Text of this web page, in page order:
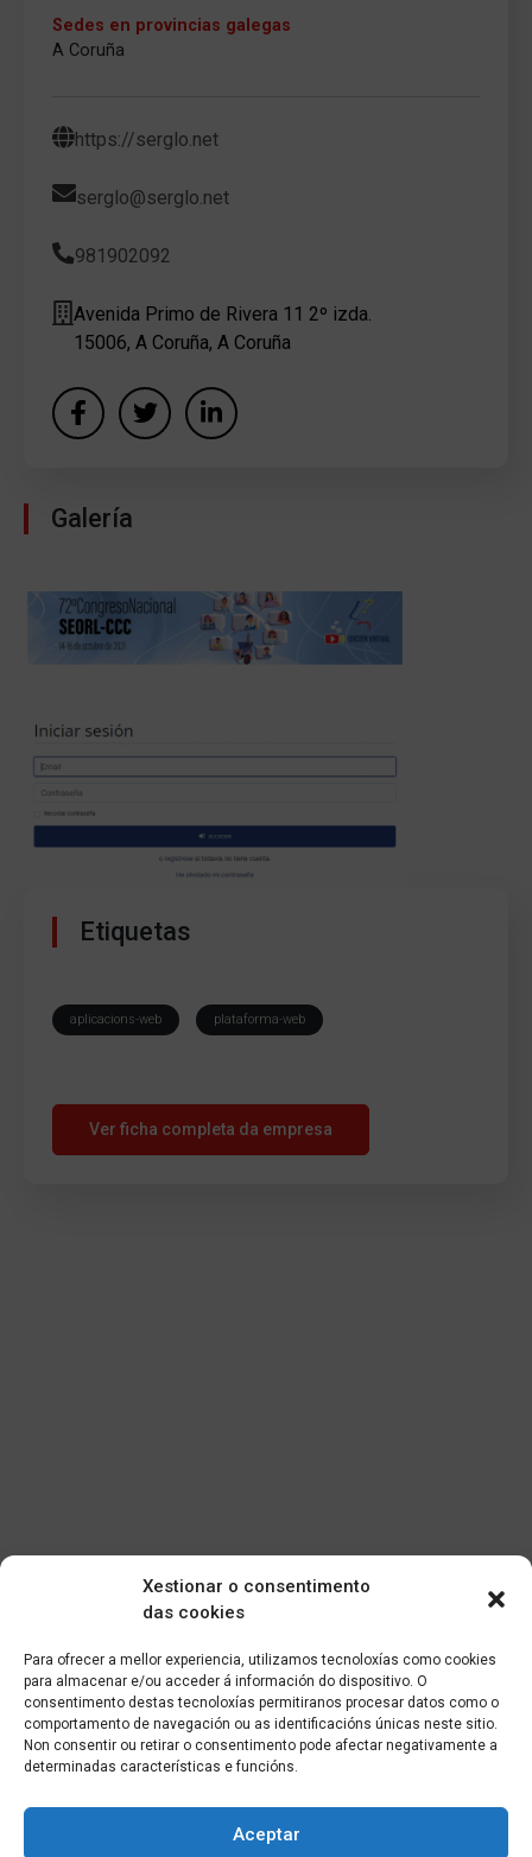
Xestionar o consentimento
das cookies
Para ofrecer a mellor experiencia, utilizamos tecnoloxías como cookies
para almacenar e/ou acceder á información do dispositivo. O
consentimento destas tecnoloxías permitiranos procesar datos como o
comportamento de navegación ou as identificacións únicas neste sitio.
Non consentir ou retirar o consentimento pode afectar negativamente a
determinadas características e funcións.
Aceptar
Sedes en provincias galegas
A Coruña
https://serglo.net
serglo@serglo.net
981902092
Avenida Primo de Rivera 11 2º izda.
15006, A Coruña, A Coruña
Galería
Etiquetas
aplicacions-web plataforma-web
Ver ficha completa da empresa